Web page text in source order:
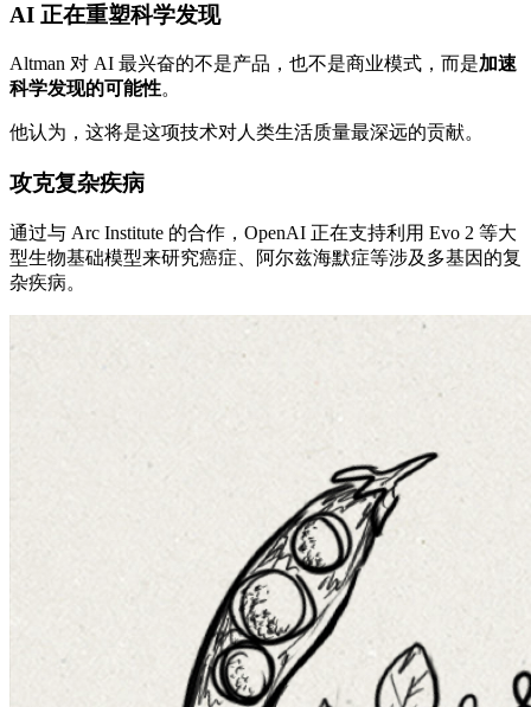
AI 正在重塑科学发现
Altman 对 AI 最兴奋的不是产品，也不是商业模式，而是加速
科学发现的可能性。
他认为，这将是这项技术对人类生活质量最深远的贡献。
攻克复杂疾病
通过与 Arc Institute 的合作，OpenAI 正在支持利用 Evo 2 等大
型生物基础模型来研究癌症、阿尔兹海默症等涉及多基因的复
杂疾病。